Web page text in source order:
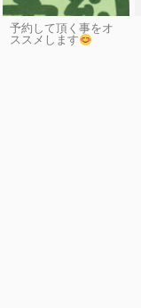
予約して頂く事をオ
ススメします